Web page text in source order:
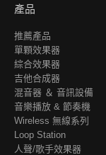
產品
推薦產品
單顆效果器
綜合效果器
吉他合成器
混音器 ＆ 音訊設備
音樂播放 & 節奏機
Wireless 無線系列
Loop Station
人聲/歌手效果器